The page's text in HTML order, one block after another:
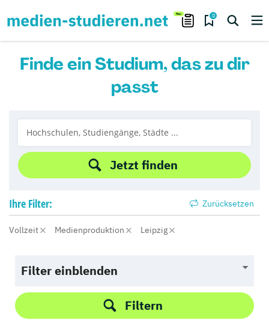
0
Finde ein Studium, das zu dir
passt
Jetzt finden
Ihre Filter: Zurücksetzen
Vollzeit Medienproduktion Leipzig
Filter einblenden
Filtern